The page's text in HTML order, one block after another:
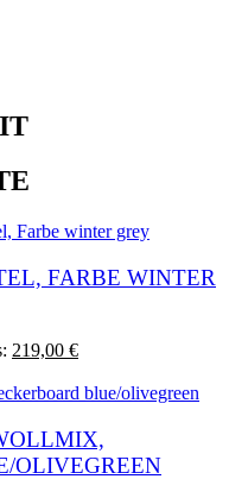
FARBE WINTER
219,00 €Aktueller
ist:
Dieses
weist
Varianten
auf.
Die
OLIVEGREEN